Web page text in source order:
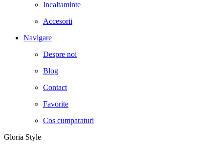
Incaltaminte
Accesorii
Navigare
Despre noi
Blog
Contact
Favorite
Cos cumparaturi
Gloria Style